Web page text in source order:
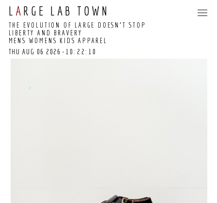
L A RGE LAB TOWN
THE EVOLUTION OF LARGE DOESN’T STOP
LIBERTY AND BRAVERY
MENS WOMENS KIDS APPAREL
THU AUG 06 2026
UNIVERSAL TIME)
-10:22:11